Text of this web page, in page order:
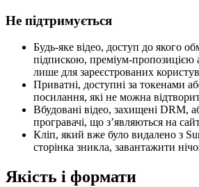
Не підтримується
Будь-яке відео, доступ до якого
підпискою, преміум-
лише для зареєстрованих
Приватні, доступні за токенами
посилання, які не можна
Вбудовані відео, захищені DRM,
програвачі, що з’являються на
Кліп, який вже було видалено з
сторінка зникла, завантажити
Якість і формати